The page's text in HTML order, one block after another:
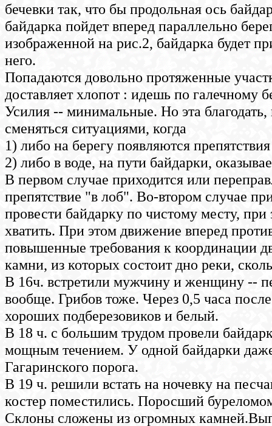
бечевки так, что бы продольная ось
байдарка пойдет вперед параллельно
изображенной на рис.2, байдарка будет
него.
Попадаются довольно протяженные
доставляет хлопот : идешь по галечному
Усилия -- минимальные. Но эта
сменяться ситуациями, когда
1) либо на берегу появляются
2) либо в воде, на пути байдарки,
В первом случае приходится или
препятствие "в лоб". Во-втором случае
провести байдарку по чистому месту,
хватить. При этом движение вперед
повышенные требования к координации
камни, из которых состоит дно реки,
В 16ч. встретили мужчину и женщину --
вообще. Грибов тоже. Через 0,5 часа
хороших подберезовиков и белый.
В 18 ч. с большим трудом провели
мощным течением. У одной байдарки
Гагаринского порога.
В 19 ч. решили встать на ночевку на
костер поместились. Поросший
Склоны сложены из огромных